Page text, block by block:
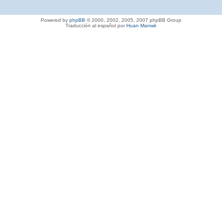
Powered by phpBB © 2000, 2002, 2005, 2007 phpBB Group
Traducción al español porHuan Manwë